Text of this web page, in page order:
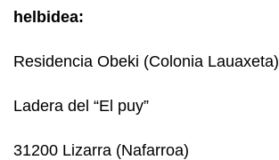
helbidea:
Residencia Obeki (Colonia Lauaxeta)
Ladera del “El puy”
31200 Lizarra (Nafarroa)